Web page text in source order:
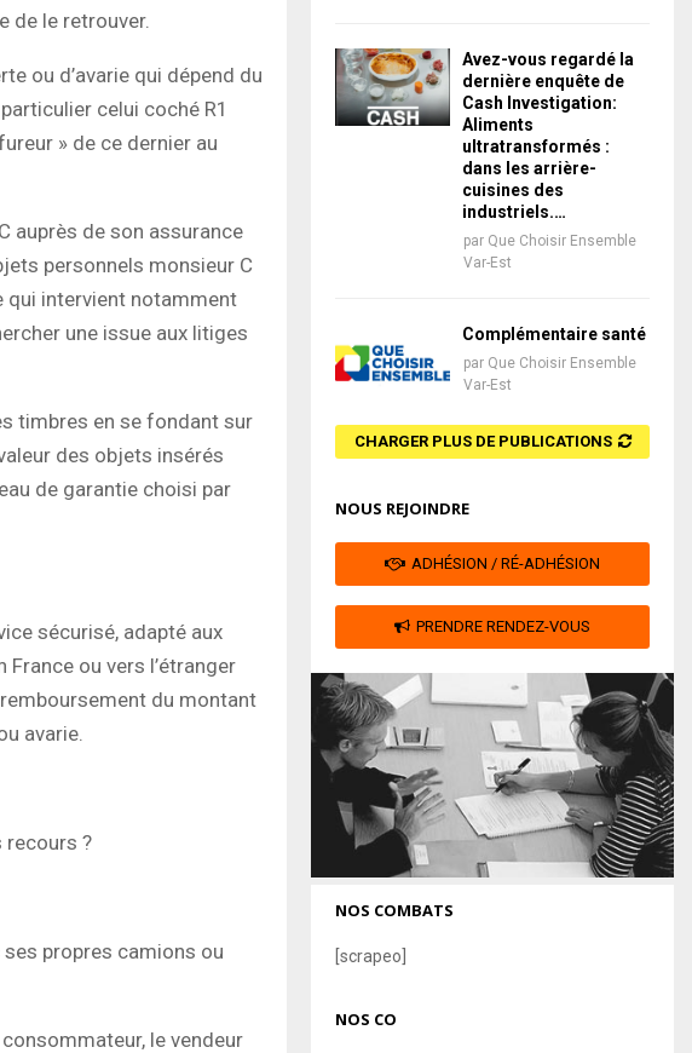
de le retrouver.
ou d’avarie qui dépend du
celui coché R1
» de ce dernier au
auprès de son assurance
personnels monsieur C
qui intervient notamment
une issue aux litiges
timbres en se fondant sur
des objets insérés
de garantie choisi par
sécurisé, adapté aux
ou vers l’étranger
du montant
avarie.
recours ?
propres camions ou
le vendeur
Avez-vous regardé la
dernière enquête de
Cash Investigation:
Aliments
ultratransformés :
dans les arrière-
cuisines des
industriels.…
par Que Choisir Ensemble
Var-Est
Complémentaire santé
par Que Choisir Ensemble
Var-Est
CHARGER PLUS DE PUBLICATIONS
NOUS REJOINDRE
ADHÉSION / RÉ-ADHÉSION
PRENDRE RENDEZ-VOUS
NOS COMBATS
[scrapeo]
NOS CO